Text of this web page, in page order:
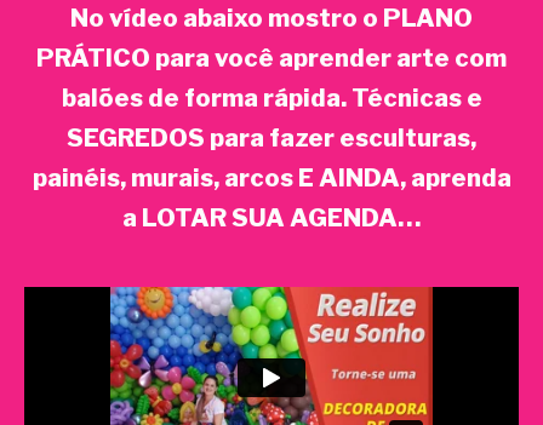
No vídeo abaixo mostro o PLANO
PRÁTICO para você aprender arte com
balões de forma rápida. Técnicas e
SEGREDOS para fazer esculturas,
painéis, murais, arcos E AINDA, aprenda
a LOTAR SUA AGENDA…